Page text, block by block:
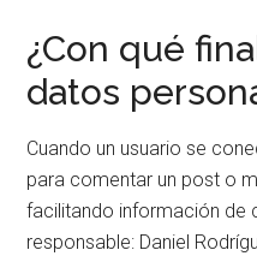
¿Con qué
datos
Cuando un usuario se
para comentar un post o
facilitando información de
responsable: Daniel